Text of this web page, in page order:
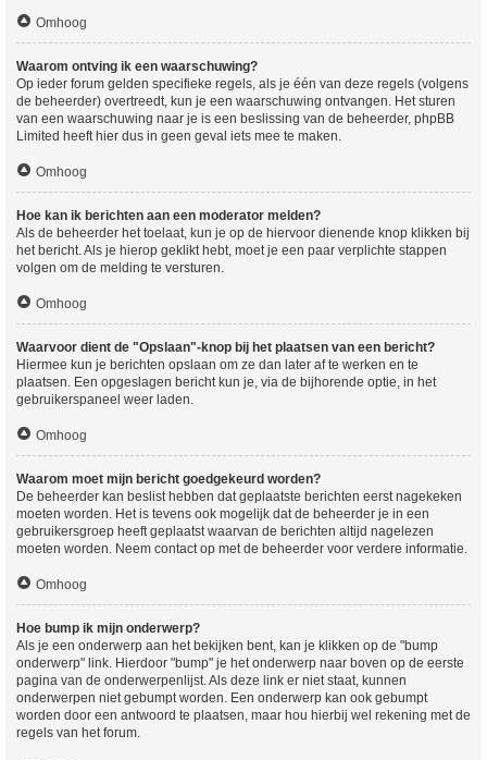
Omhoog
Waarom ontving ik een waarschuwing?
Op ieder forum gelden specifieke regels, als je één van deze regels (volgens
de beheerder) overtreedt, kun je een waarschuwing ontvangen. Het sturen
van een waarschuwing naar je is een beslissing van de beheerder, phpBB
Limited heeft hier dus in geen geval iets mee te maken.
Omhoog
Hoe kan ik berichten aan een moderator melden?
Als de beheerder het toelaat, kun je op de hiervoor dienende knop klikken bij
het bericht. Als je hierop geklikt hebt, moet je een paar verplichte stappen
volgen om de melding te versturen.
Omhoog
Waarvoor dient de "Opslaan"-knop bij het plaatsen van een bericht?
Hiermee kun je berichten opslaan om ze dan later af te werken en te
plaatsen. Een opgeslagen bericht kun je, via de bijhorende optie, in het
gebruikerspaneel weer laden.
Omhoog
Waarom moet mijn bericht goedgekeurd worden?
De beheerder kan beslist hebben dat geplaatste berichten eerst nagekeken
moeten worden. Het is tevens ook mogelijk dat de beheerder je in een
gebruikersgroep heeft geplaatst waarvan de berichten altijd nagelezen
moeten worden. Neem contact op met de beheerder voor verdere informatie.
Omhoog
Hoe bump ik mijn onderwerp?
Als je een onderwerp aan het bekijken bent, kan je klikken op de "bump
onderwerp" link. Hierdoor "bump" je het onderwerp naar boven op de eerste
pagina van de onderwerpenlijst. Als deze link er niet staat, kunnen
onderwerpen niet gebumpt worden. Een onderwerp kan ook gebumpt
worden door een antwoord te plaatsen, maar hou hierbij wel rekening met de
regels van het forum.